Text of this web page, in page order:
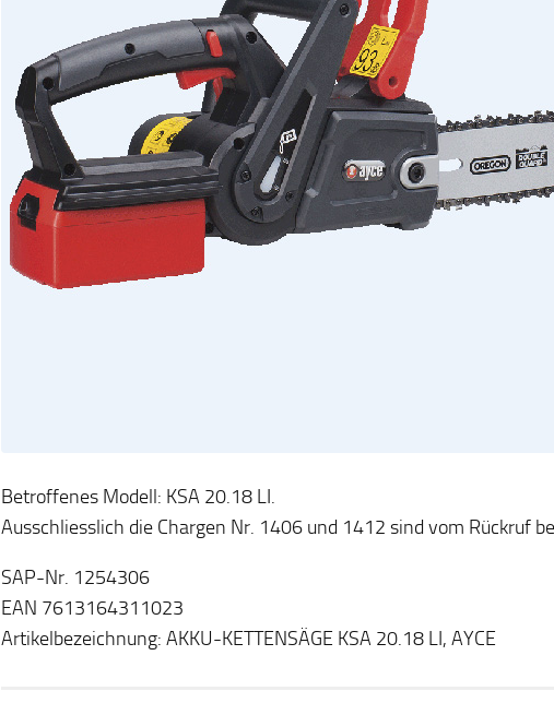
Betroffenes Modell: KSA 20.18 LI.
Ausschliesslich die Chargen Nr. 1406 und 1412 sind vom Rückruf
SAP-Nr. 1254306
EAN 7613164311023
Artikelbezeichnung: AKKU-KETTENSÄGE KSA 20.18 LI, AYCE